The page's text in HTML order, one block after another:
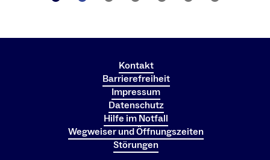
Kontakt
Barrierefreiheit
Impressum
Datenschutz
Hilfe im Notfall
Wegweiser und Öffnungszeiten
Störungen